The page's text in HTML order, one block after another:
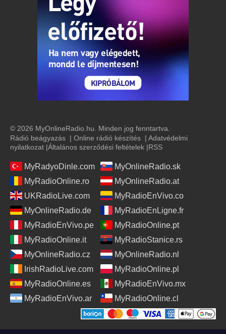
© 2026 MyOnlineRadio.hu. Minden jog fenntartva.
Rádió beágyazás | Online rádió készítés | Adatvédelmi
nyilatkozat |Általános szerződési feltételek |RSS
MyRadyoDinle.com
MyOnlineRadio.sk
MyRadioOnline.ro
MyOnlineRadio.at
UKRadioLive.com
MyRadioEnVivo.co
MyOnlineRadio.de
MyRadioEnLigne.fr
MyRadioEnVivo.pe
MyRadioOnline.pt
MyRadioOnline.it
MyRadioStanice.rs
MyOnlineRadio.cz
MyOnlineRadio.nl
IrishRadioLive.com
MyRadioOnline.pl
MyRadioOnline.es
MyRadioEnVivo.mx
MyRadioEnVivo.ar
MyRadioOnline.cl